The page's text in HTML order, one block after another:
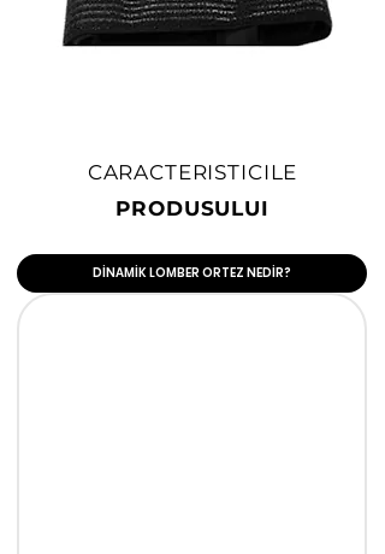
CARACTERISTICILE
PRODUSULUI
DİNAMİK LOMBER ORTEZ NEDİR?